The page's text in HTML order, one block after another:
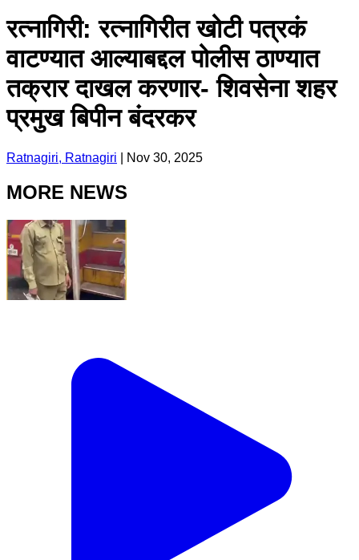
रत्नागिरी: रत्नागिरीत खोटी पत्रकं
वाटण्यात आल्याबद्दल पोलीस ठाण्यात
तक्रार दाखल करणार- शिवसेना शहर
प्रमुख बिपीन बंदरकर
Ratnagiri, Ratnagiri Nov 30, 2025
MORE NEWS